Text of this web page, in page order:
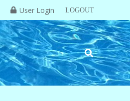
User Login LOGOUT